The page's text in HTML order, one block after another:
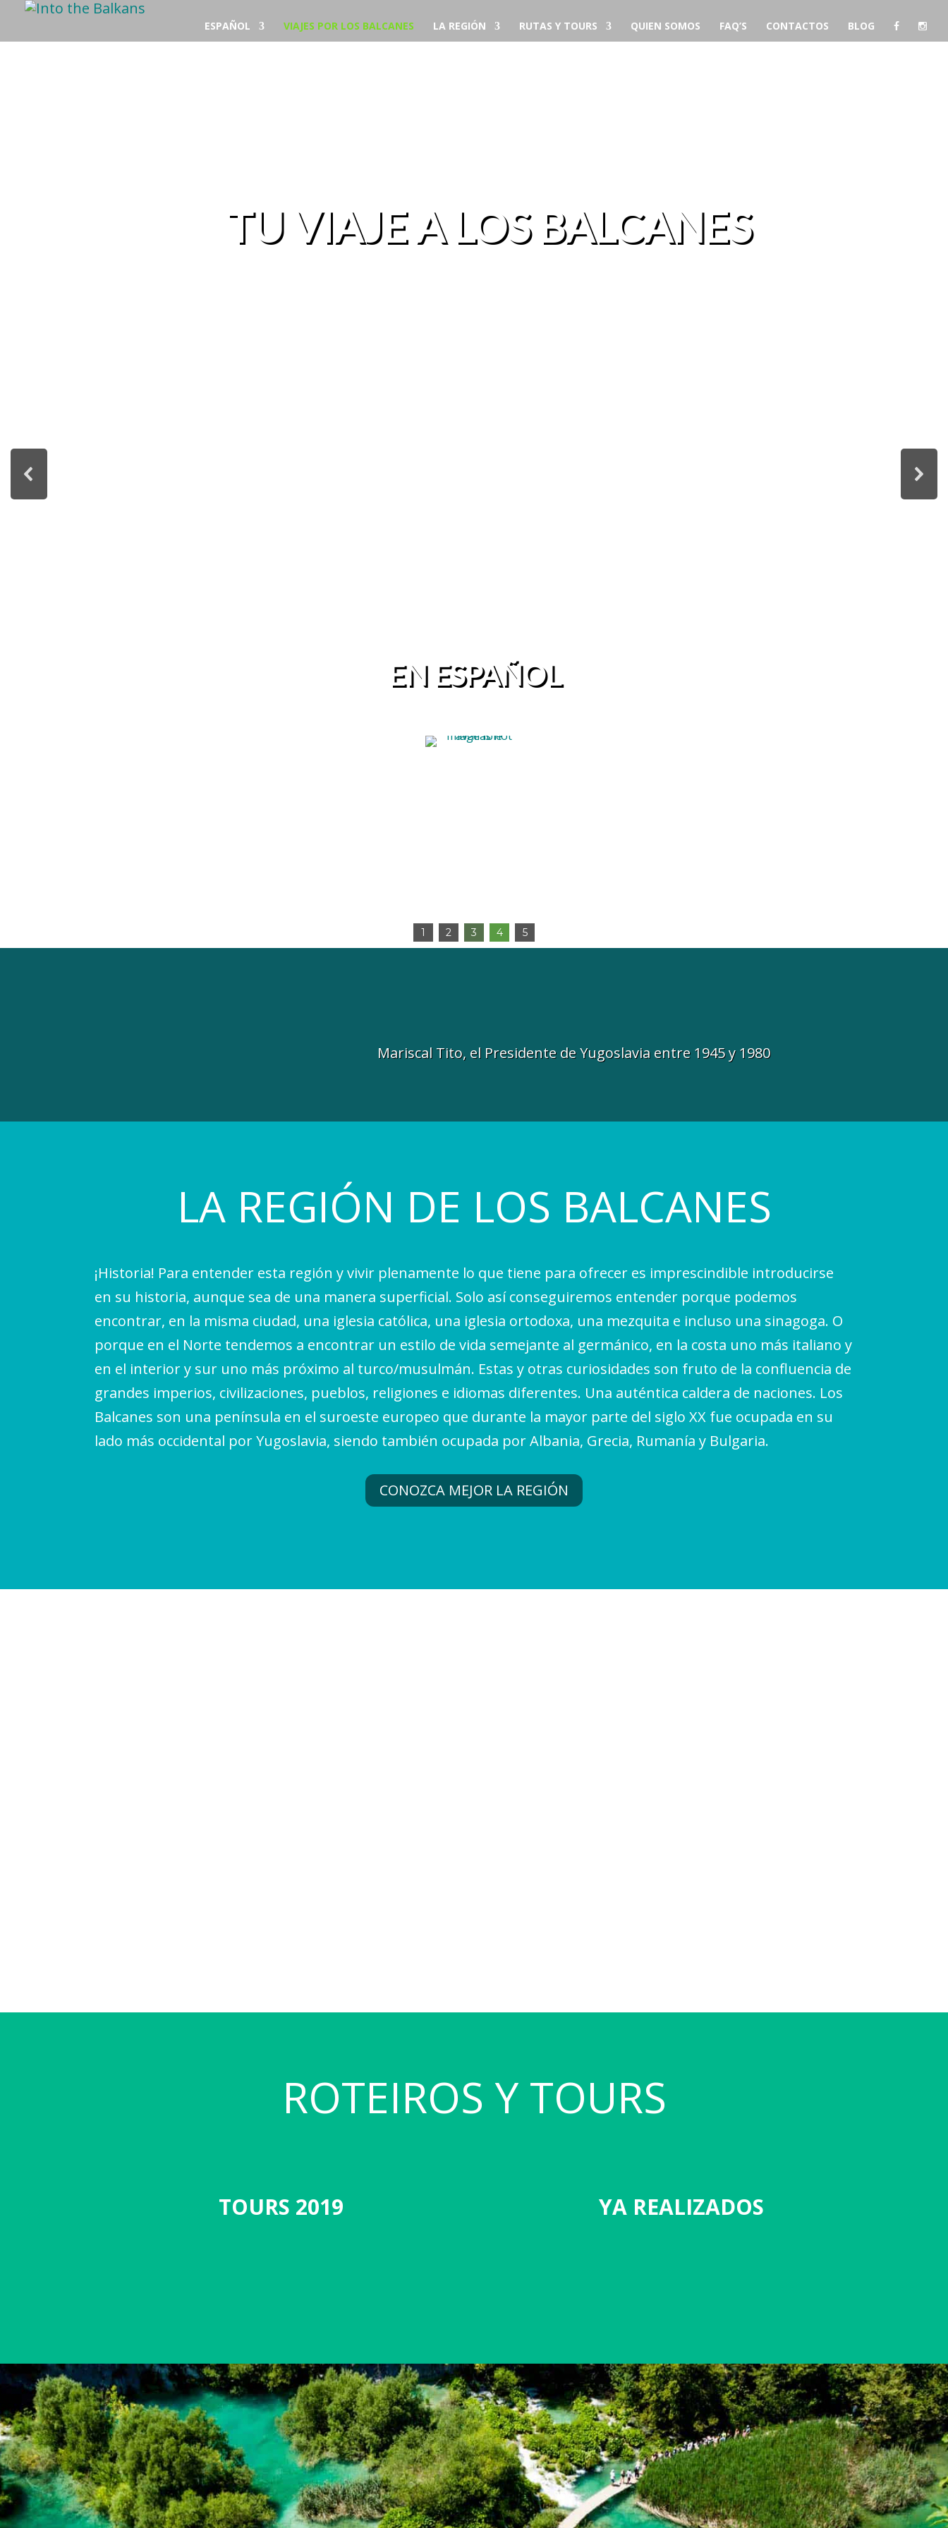
ESPAÑOL VIAJES POR LOS BALCANES LA REGIÓN RUTAS Y TOURS QUIEN SOMOS FAQ’S CONTACTOS BLOG
Mariscal Tito, el Presidente de Yugoslavia entre 1945 y 1980
LA REGIÓN DE LOS BALCANES
¡Historia! Para entender esta región y vivir plenamente lo que tiene para ofrecer es imprescindible introducirse
en su historia, aunque sea de una manera superficial. Solo así conseguiremos entender porque podemos
encontrar, en la misma ciudad, una iglesia católica, una iglesia ortodoxa, una mezquita e incluso una sinagoga. O
porque en el Norte tendemos a encontrar un estilo de vida semejante al germánico, en la costa uno más italiano y
en el interior y sur uno más próximo al turco/musulmán. Estas y otras curiosidades son fruto de la confluencia de
grandes imperios, civilizaciones, pueblos, religiones e idiomas diferentes. Una auténtica caldera de naciones. Los
Balcanes son una península en el suroeste europeo que durante la mayor parte del siglo XX fue ocupada en su
lado más occidental por Yugoslavia, siendo también ocupada por Albania, Grecia, Rumanía y Bulgaria.
CONOZCA MEJOR LA REGIÓN
ROTEIROS Y TOURS
TOURS 2019 YA REALIZADOS